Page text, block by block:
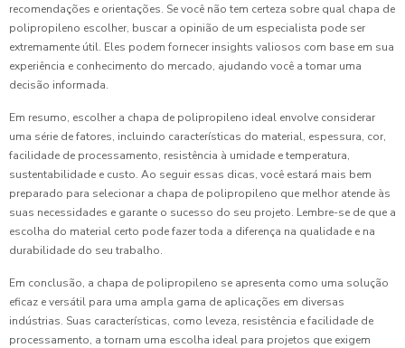
recomendações e orientações. Se você não tem certeza sobre qual chapa de
polipropileno escolher, buscar a opinião de um especialista pode ser
extremamente útil. Eles podem fornecer insights valiosos com base em sua
experiência e conhecimento do mercado, ajudando você a tomar uma
decisão informada.
Em resumo, escolher a chapa de polipropileno ideal envolve considerar
uma série de fatores, incluindo características do material, espessura, cor,
facilidade de processamento, resistência à umidade e temperatura,
sustentabilidade e custo. Ao seguir essas dicas, você estará mais bem
preparado para selecionar a chapa de polipropileno que melhor atende às
suas necessidades e garante o sucesso do seu projeto. Lembre-se de que a
escolha do material certo pode fazer toda a diferença na qualidade e na
durabilidade do seu trabalho.
Em conclusão, a chapa de polipropileno se apresenta como uma solução
eficaz e versátil para uma ampla gama de aplicações em diversas
indústrias. Suas características, como leveza, resistência e facilidade de
processamento, a tornam uma escolha ideal para projetos que exigem